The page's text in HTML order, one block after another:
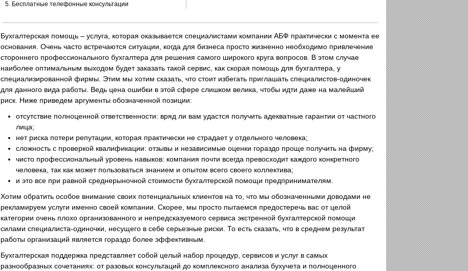
Бесплатные телефонные консультации
Бухгалтерская помощь – услуга, которая оказывается специалистами компании АБФ практически с момента ее
основания. Очень часто встречаются ситуации, когда для бизнеса просто жизненно необходимо привлечение
стороннего профессионального бухгалтера для решения самого широкого круга вопросов. В этом случае
наиболее оптимальным выходом будет заказать такой сервис, как скорая помощь для бухгалтера, у
специализированной фирмы. Этим мы хотим сказать, что стоит избегать приглашать специалистов-одиночек
для данного вида работы. Ведь цена ошибки в этой сфере слишком велика, чтобы идти даже на малейший
риск. Ниже приведем аргументы обозначенной позиции:
отсутствие полноценной ответственности: вряд ли вам удастся получить адекватные гарантии от частного
лица;
нет риска потери репутации, которая практически не страдает у отдельного человека;
сложность с проверкой квалификации: отзывы и независимые оценки гораздо проще получить на фирму;
чисто профессиональный уровень навыков: компания почти всегда превосходит каждого конкретного
человека, так как может пользоваться знанием и опытом всего своего коллектива;
и это все при равной среднерыночной стоимости бухгалтерской помощи предпринимателям.
Хотим обратить особое внимание своих потенциальных клиентов на то, что мы обозначенными доводами не
рекламируем услуги именно своей компании. Скорее, мы просто пытаемся предостеречь вас от целой
категории очень плохо организованного и непредсказуемого сервиса экстренной бухгалтерской помощи
силами специалиста-одиночки, несущего в себе серьезные риски. То есть сказать, что в среднем результат
работы организаций является гораздо более эффективным.
Бухгалтерская поддержка представляет собой целый набор процедур, сервисов и услуг в самых
разнообразных сочетаниях: от разовых консультаций до комплексного анализа бухучета и полноценного